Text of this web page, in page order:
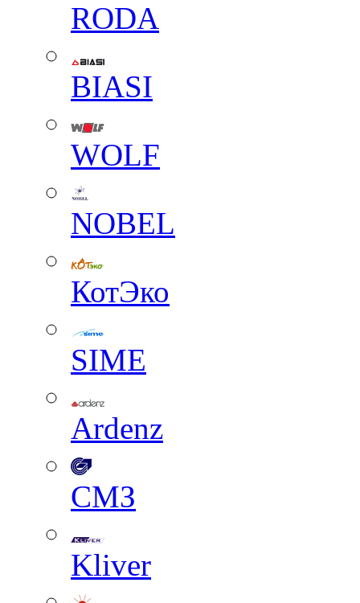
RODA
BIASI
WOLF
NOBEL
КотЭко
SIME
Ardenz
СМЗ
Kliver